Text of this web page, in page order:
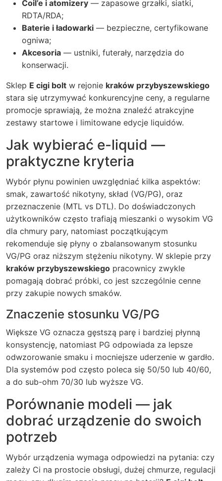
Coil’e i atomizery — zapasowe grzałki, siatki,
RDTA/RDA;
Baterie i ładowarki — bezpieczne, certyfikowane
ogniwa;
Akcesoria — ustniki, futerały, narzędzia do
konserwacji.
Sklep E cigi bolt w rejonie kraków przybyszewskiego
stara się utrzymywać konkurencyjne ceny, a regularne
promocje sprawiają, że można znaleźć atrakcyjne
zestawy startowe i limitowane edycje liquidów.
Jak wybierać e-liquid —
praktyczne kryteria
Wybór płynu powinien uwzględniać kilka aspektów:
smak, zawartość nikotyny, skład (VG/PG), oraz
przeznaczenie (MTL vs DTL). Do doświadczonych
użytkowników często trafiają mieszanki o wysokim VG
dla chmury pary, natomiast początkującym
rekomenduje się płyny o zbalansowanym stosunku
VG/PG oraz niższym stężeniu nikotyny. W sklepie przy
kraków przybyszewskiego pracownicy zwykle
pomagają dobrać próbki, co jest szczególnie cenne
przy zakupie nowych smaków.
Znaczenie stosunku VG/PG
Większe VG oznacza gęstszą parę i bardziej płynną
konsystencję, natomiast PG odpowiada za lepsze
odwzorowanie smaku i mocniejsze uderzenie w gardło.
Dla systemów pod często poleca się 50/50 lub 40/60,
a do sub-ohm 70/30 lub wyższe VG.
Porównanie modeli — jak
dobrać urządzenie do swoich
potrzeb
Wybór urządzenia wymaga odpowiedzi na pytania: czy
zależy Ci na prostocie obsługi, dużej chmurze, regulacji